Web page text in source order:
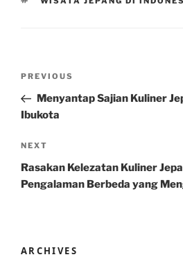
Previous
Post
PREVIOUS
Menyantap Sajian Kuliner
Ibukota
Next
Post
NEXT
Rasakan Kelezatan Kuliner
Pengalaman Berbeda yang
ARCHIVES